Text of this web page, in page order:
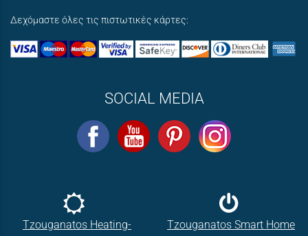
Δεχόμαστε όλες τις πιστωτικές κάρτες:
SOCIAL MEDIA
Tzouganatos Heating-
Tzouganatos Smart Home